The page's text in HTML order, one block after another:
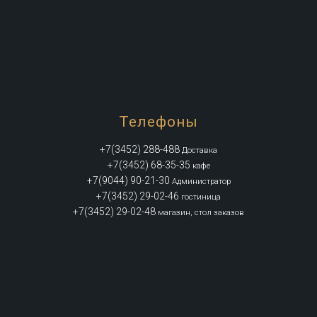
Телефоны
+7(3452) 288-488 Доставка
+7(3452) 68-35-35 кафе
+7(9044) 90-21-30 Администратор
+7(3452) 29-02-46 гостиница
+7(3452) 29-02-48 магазин, стол заказов